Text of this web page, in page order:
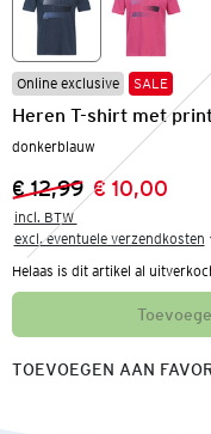
Online exclusive SALE
Heren T-shirt met
donkerblauw
Vorige prijs:
€ 12,99
Nieuwe prijs:
€ 10,00
incl. BTW
excl. eventuele verzendkosten
Helaas is dit artikel al
TOEVOEGEN AAN